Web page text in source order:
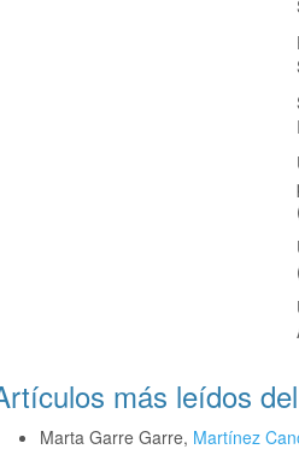
más leídos
Marta Garre Garre, Martínez